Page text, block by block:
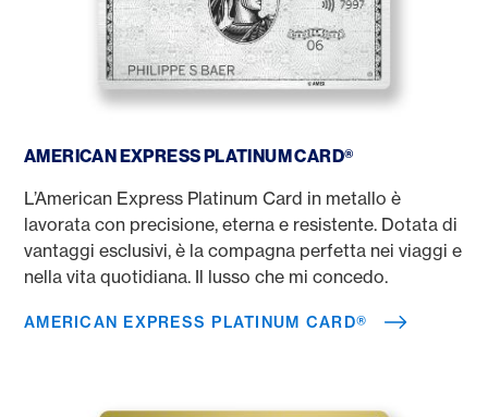
AMERICAN EXPRESS PLATINUM CARD®
L’American Express Platinum Card in metallo è
lavorata con precisione, eterna e resistente. Dotata di
vantaggi esclusivi, è la compagna perfetta nei viaggi e
nella vita quotidiana. Il lusso che mi concedo.
AMERICAN EXPRESS PLATINUM CARD®